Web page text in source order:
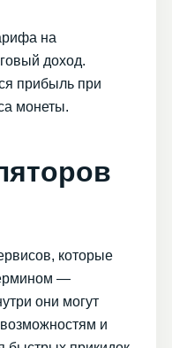
на
доход.
прибыль при
монеты.
которые
—
они могут
и